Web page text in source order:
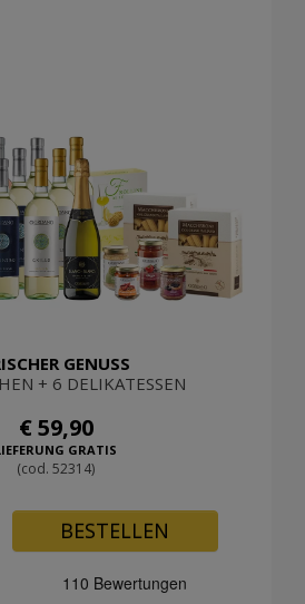
GENUSS
+ 6 DELIKATESSEN
€ 59,90
GRATIS
(cod. 52314)
BESTELLEN